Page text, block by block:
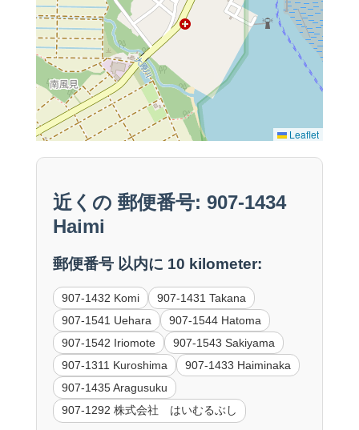
Leaflet
近くの 郵便番号: 907-1434
Haimi
郵便番号 以内に 10 kilometer:
907-1432 Komi
907-1431 Takana
907-1541 Uehara
907-1544 Hatoma
907-1542 Iriomote
907-1543 Sakiyama
907-1311 Kuroshima
907-1433 Haiminaka
907-1435 Aragusuku
907-1292 株式会社 はいむるぶし